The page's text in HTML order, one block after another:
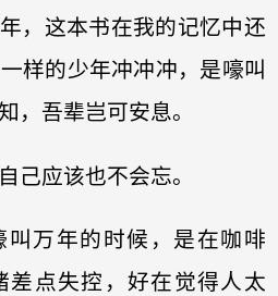
，这本书在我的记忆中还
样的少年冲冲冲，是嚎叫
，吾辈岂可安息。
己应该也不会忘。
叫万年的时候，是在咖啡
差点失控，好在觉得人太